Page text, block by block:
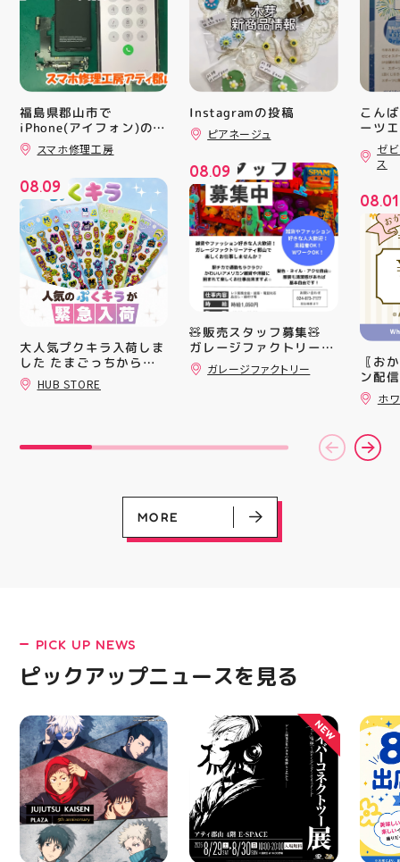
ピックアップニュース
EVENT
呪術廻戦PLAZA
08.01（土）～08.23（日）
EVENT
サイバーコネクトツー展
08.29（土）～08.30（日）
EVENT
店頭キッチンカースペース 出店カ
レンダー
08.01（土）～08.31（月）
EVENT
お祭りBBQビアガーデン 屋上で好
評営業中！
05.21（木）～09.27（日）
CAMPAIGN
ヨドバシカメラ 平日限定1時間駐
車サービス
CAMPAIGN
プレミアム駐車サービス [4～8F
専門店対象]
福島県郡山市で
iPhone(アイフォン)の充
電口修理はスマホ修理工
房アティ郡山店なら即日
スマホ修理工房
08.09
大人気プクキラ入荷しま
した たまごっちからサ
ンリオまで 全13種類の
豊富なラインナップが勢
インばかり 集めたくな
定での入荷となりますの
で 気になっていた方、
売り切れる前にぜひお早
ラ雑貨 コレクション
HUBSTORE 数量限定 新
商品入荷
HUB STORE
Instagramの投稿
ピアネージュ
08.09
🧸販売スタッフ募集🧸
ガレージファクトリーア
ティ郡山では 販売スタ
ッフを募集しております
大歓迎️‍️‍️‍ Wワークされてる
方も可能ですよ！ 求人
でのご応募は不可となり
ます️ 私達と一緒に楽し
くお仕事しましょう️ お
電話、ご応募お待ちして
ガレージファクトリー
こん
ーツ
ィ郡
「ゼ
つり
16(日
ィ館
を行
入り
対策
た、
ート(
買い
ツポ
録)画
だく
加す
ズな
ぜひ
熱い
ゼ
ス
08.01
〖お
ン配
ッパ
￥
ーポ
ース
ホ
MORE
PICK UP NEWS
ピックアップニュースを見る
NEW